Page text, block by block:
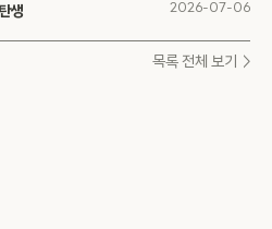
생 2026-07-06
목록 전체 보기 >